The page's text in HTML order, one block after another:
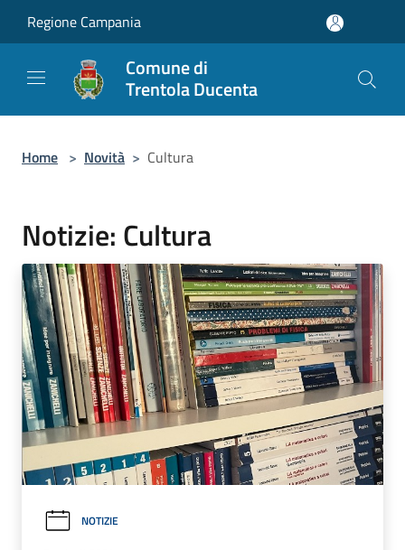
Regione Campania
Comune di
Trentola Ducenta
Home > Novità > Cultura
Notizie: Cultura
NOTIZIE